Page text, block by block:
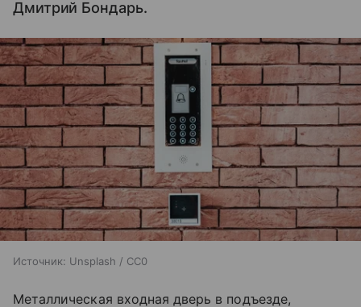
Дмитрий Бондарь.
Источник: Unsplash / CC0
Металлическая входная дверь в подъезде,